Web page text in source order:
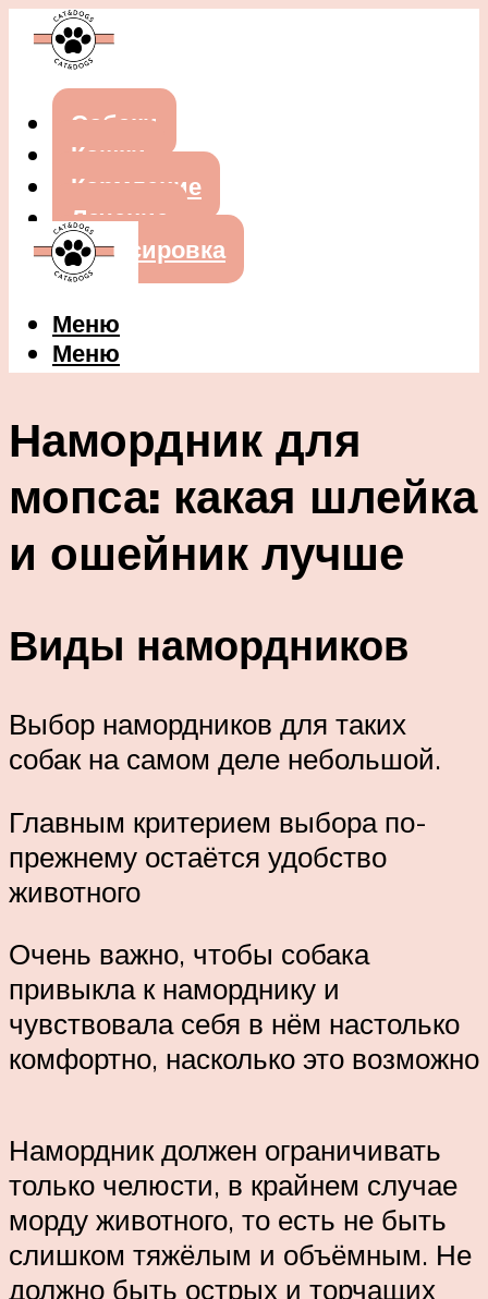
Собаки
Кошки
Кормление
Лечение
Дрессировка
Меню
Меню
Намордник для
мопса: какая шлейка
и ошейник лучше
Виды намордников
Выбор намордников для таких
собак на самом деле небольшой.
Главным критерием выбора по-
прежнему остаётся удобство
животного
Очень важно, чтобы собака
привыкла к наморднику и
чувствовала себя в нём настолько
комфортно, насколько это возможно
Намордник должен ограничивать
только челюсти, в крайнем случае
морду животного, то есть не быть
слишком тяжёлым и объёмным. Не
должно быть острых и торчащих